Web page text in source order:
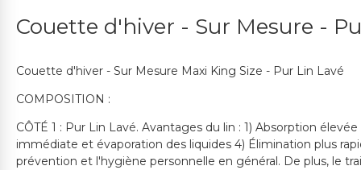
Couette d'hiver - Sur Mesure -
Couette d'hiver - Sur Mesure Maxi King Size - Pur Lin Lavé
COMPOSITION :
CÔTÉ 1 : Pur Lin Lavé. Avantages du lin : 1) Absorption
immédiate et évaporation des liquides 4) Élimination plus
prévention et l'hygiène personnelle en général. De plus, le